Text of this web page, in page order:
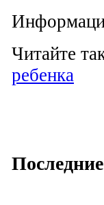
Читайте
ребенка